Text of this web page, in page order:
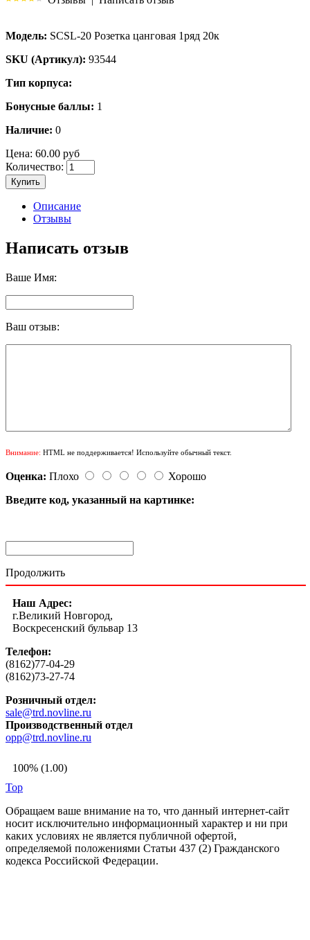
Модель: SCSL-20 Розетка цанговая 1ряд 20к
SKU (Артикул): 93544
Тип корпуса:
Бонусные баллы: 1
Наличие: 0
Цена: 60.00 руб
Количество:
Купить
Описание
Отзывы
Написать отзыв
Ваше Имя:
Ваш отзыв:
Внимание: HTML не поддерживается! Используйте обычный текст.
Оценка: Плохо
Хорошо
Введите код, указанный на картинке:
Продолжить
Наш Адрес:
г.Великий Новгород,
Воскресенский бульвар 13
Телефон:
(8162)77-04-29
(8162)73-27-74
Розничный отдел:
sale@trd.novline.ru
Производственный отдел
opp@trd.novline.ru
100% (1.00)
Top
Обращаем ваше внимание на то, что данный интернет-сайт
носит исключительно информационный характер и ни при
каких условиях не является публичной офертой,
определяемой положениями Статьи 437 (2) Гражданского
кодекса Российской Федерации.